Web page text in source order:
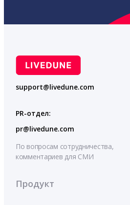
support@livedune.com
PR-отдел:
pr@livedune.com
По вопросам сотрудничества,
комментариев для СМИ
Продукт